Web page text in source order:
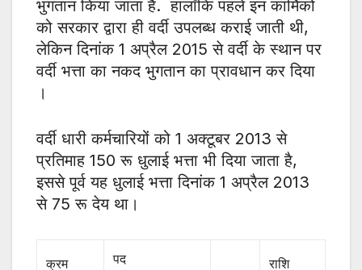
भुगतान किया जाता है. हालाँकि पहले इन कार्मिकों
को सरकार द्वारा ही वर्दी उपलब्ध कराई जाती थी,
लेकिन दिनांक 1 अप्रैल 2015 से वर्दी के स्थान पर
वर्दी भत्ता का नकद भुगतान का प्रावधान कर दिया
।
वर्दी धारी कर्मचारियों को 1 अक्टूबर 2013 से
प्रतिमाह 150 रू धुलाई भत्ता भी दिया जाता है,
इससे पूर्व यह धुलाई भत्ता दिनांक 1 अप्रैल 2013
से 75 रू देय था।
क्रम
पद
राशि